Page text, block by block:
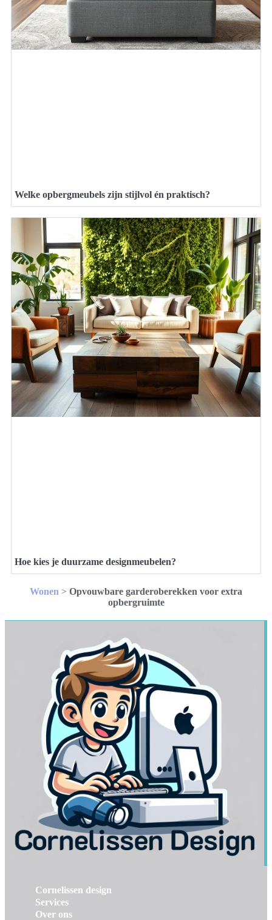
Welke opbergmeubels zijn stijlvol én praktisch?
Hoe kies je duurzame designmeubelen?
Wonen > Opvouwbare garderoberekken voor extra
opbergruimte
Cornelissen design
Services
Over ons